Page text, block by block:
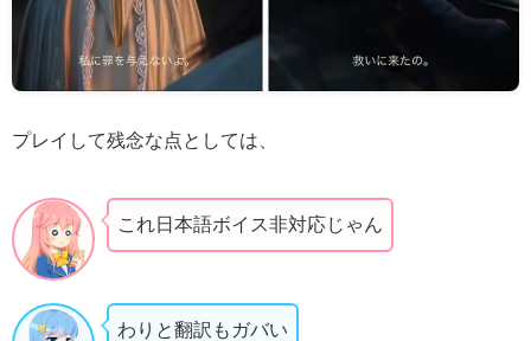
プレイして残念な点としては、
これ日本語ボイス非対応じゃん
わりと翻訳もガバい